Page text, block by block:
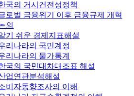
국의 거시건전성정책
로벌 금융위기 이후 금융규제 개혁
의
기 쉬운 경제지표해설
리나라의 국민계정
리나라의 물가통계
국의 국민대차대조표 해설
업연관분석해설
비자동향조사의 이해